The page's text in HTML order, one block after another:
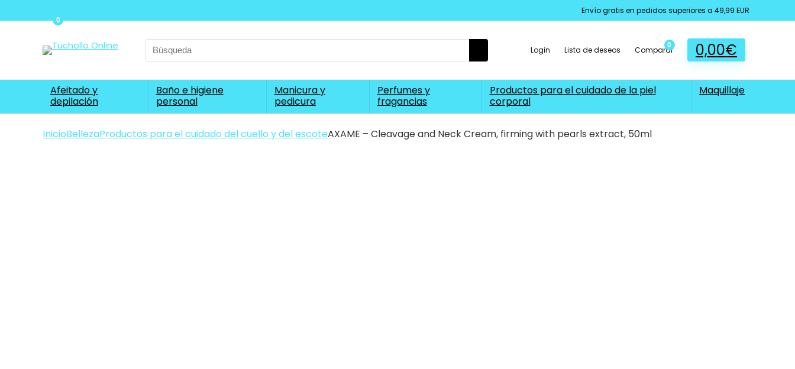
Envío gratis en pedidos superiores a 49,99 EUR
Search
for:
Login Lista de deseos 0
Comparar
0
0,00€
Afeitado y
depilación
Baño e higiene
personal
Manicura y
pedicura
Perfumes y
fragancias
Productos para el cuidado de la piel
corporal
Maquillaje
InicioBellezaProductos para el cuidado del cuello y del escoteAXAME – Cleavage and Neck Cream, firming with pearls extract, 50ml